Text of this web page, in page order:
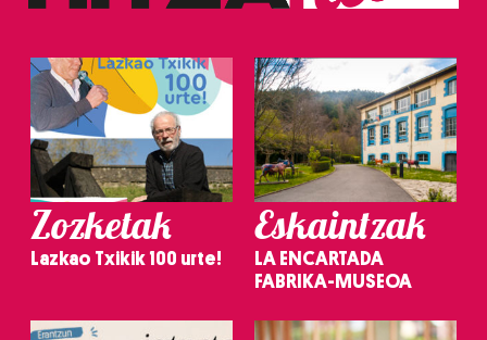
Zozketak
Lazkao Txikik 100 urte!
Eskaintzak
LA ENCARTADA
FABRIKA-MUSEOA